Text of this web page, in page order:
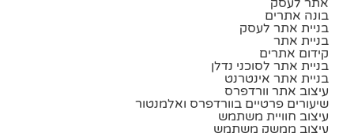
בונה אתרים
בניית אתר לעסק
בניית אתר
קידום אתרים
בניית אתר לסוכני נדלן
בניית אתר אינטרנט
עיצוב אתר וורדפרס
שיעורים פרטיים בוורדפרס ואלמנטור
עיצוב חוויית משתמש
עיצוב ממשק משתמש